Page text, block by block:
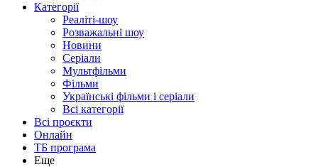
Категорії
Реаліті-шоу
Розважальні шоу
Новини
Серіали
Мультфільми
Фільми
Українські фільми і серіали
Всі категорії
Всі проєкти
Онлайн
ТБ програма
Еще